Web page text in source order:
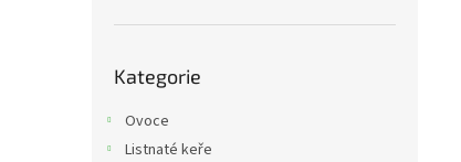
kategorie
Kategorie
Ovoce
Listnaté keře